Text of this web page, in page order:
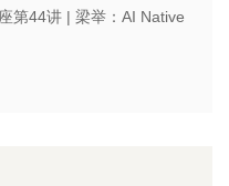
第44讲 | 梁举：AI Native